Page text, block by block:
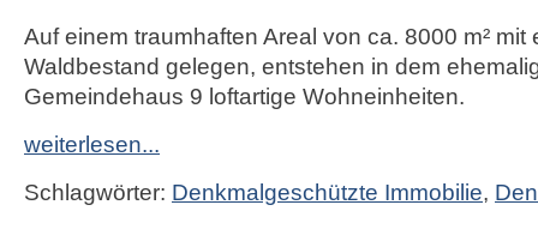
Auf einem traumhaften Areal von ca. 8000 m² mit
Waldbestand gelegen, entstehen in dem
Gemeindehaus 9 loftartige Wohneinheiten.
weiterlesen...
Schlagwörter: Denkmalgeschützte Immobilie,